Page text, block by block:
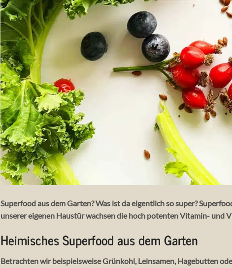
Superfood aus dem Garten? Was ist da eigentlich so super?
unserer eigenen Haustür wachsen die hoch potenten Vitamin- und
Heimisches Superfood aus dem Garten
Betrachten wir beispielsweise Grünkohl, Leinsamen, Hagebutten